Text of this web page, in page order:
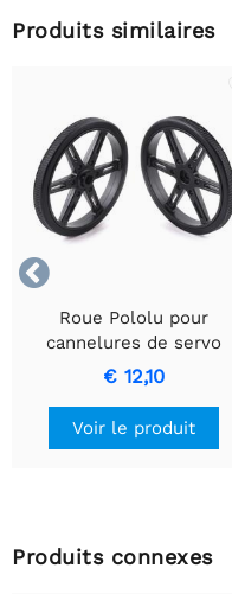
Produits similaires

Roue Pololu pour
cannelures de servo
standard (25T, 5,8 mm) -
70 × 8 mm, noir, paquet
€ 12,10
Voir le produit
Produits connexes